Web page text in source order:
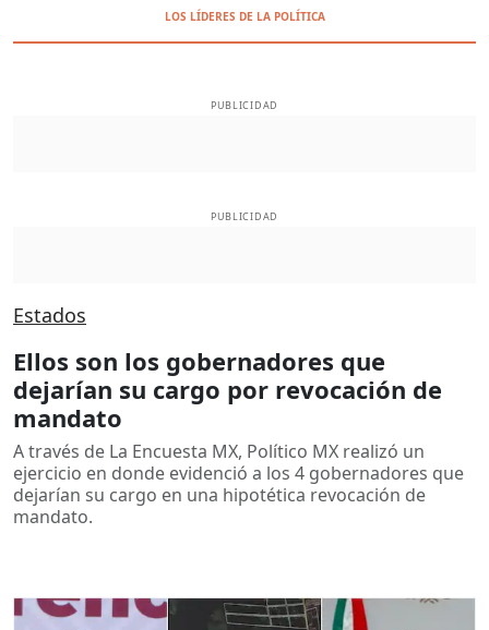
LOS LÍDERES DE LA POLÍTICA
PUBLICIDAD
PUBLICIDAD
Estados
Ellos son los gobernadores que
dejarían su cargo por revocación de
mandato
A través de La Encuesta MX, Político MX realizó un
ejercicio en donde evidenció a los 4 gobernadores que
dejarían su cargo en una hipotética revocación de
mandato.